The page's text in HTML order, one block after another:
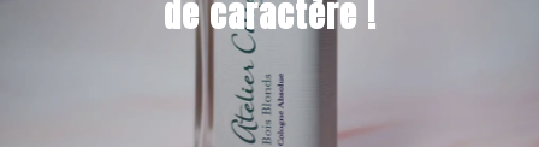
de caractère !